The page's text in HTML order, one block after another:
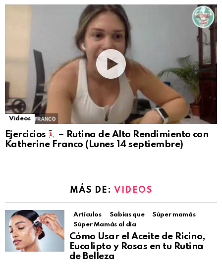
Videos
Ejercicios
– Rutina de Alto Rendimiento con
Katherine Franco (Lunes 14 septiembre)
MÁS DE: VIDEOS
Artículos Sabías que
Súper mamás
Súper Mamás al día
Cómo Usar el Aceite de Ricino,
Eucalipto y Rosas en tu Rutina
de Belleza